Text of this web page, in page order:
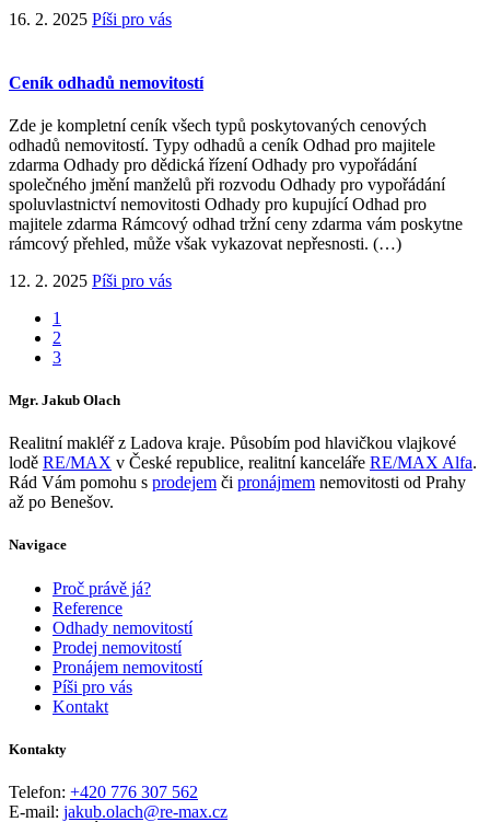
16. 2. 2025 Píši pro vás
Ceník odhadů nemovitostí
Zde je kompletní ceník všech typů poskytovaných cenových
odhadů nemovitostí. Typy odhadů a ceník Odhad pro majitele
zdarma Odhady pro dědická řízení Odhady pro vypořádání
společného jmění manželů při rozvodu Odhady pro vypořádání
spoluvlastnictví nemovitosti Odhady pro kupující Odhad pro
majitele zdarma Rámcový odhad tržní ceny zdarma vám poskytne
rámcový přehled, může však vykazovat nepřesnosti. (…)
12. 2. 2025 Píši pro vás
1
2
3
Mgr. Jakub Olach
Realitní makléř z Ladova kraje. Působím pod hlavičkou vlajkové
lodě RE/MAX v České republice, realitní kanceláře RE/MAX Alfa.
Rád Vám pomohu s prodejem či pronájmem nemovitosti od Prahy
až po Benešov.
Navigace
Proč právě já?
Reference
Odhady nemovitostí
Prodej nemovitostí
Pronájem nemovitostí
Píši pro vás
Kontakt
Kontakty
Telefon: +420 776 307 562
E-mail: jakub.olach@re-max.cz